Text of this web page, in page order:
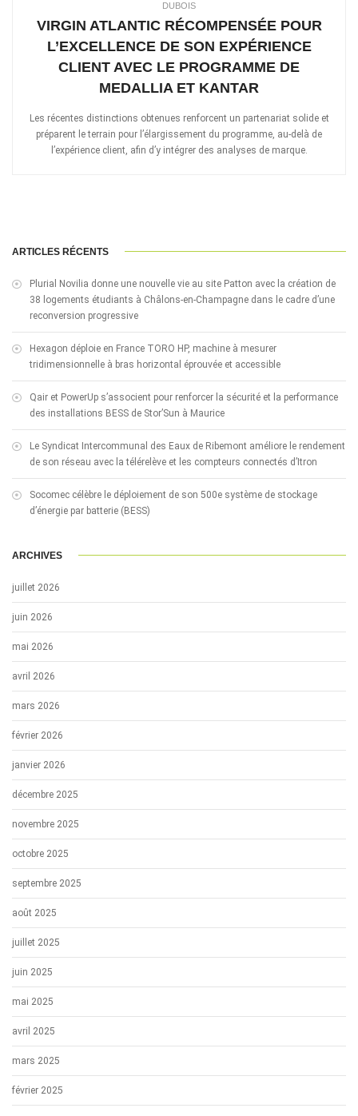
DUBOIS
VIRGIN ATLANTIC RÉCOMPENSÉE POUR
L’EXCELLENCE DE SON EXPÉRIENCE
CLIENT AVEC LE PROGRAMME DE
MEDALLIA ET KANTAR
Les récentes distinctions obtenues renforcent un partenariat solide et
préparent le terrain pour l’élargissement du programme, au-delà de
l’expérience client, afin d’y intégrer des analyses de marque.
ARTICLES RÉCENTS
Plurial Novilia donne une nouvelle vie au site Patton avec la création de
38 logements étudiants à Châlons-en-Champagne dans le cadre d’une
reconversion progressive
Hexagon déploie en France TORO HP, machine à mesurer
tridimensionnelle à bras horizontal éprouvée et accessible
Qair et PowerUp s’associent pour renforcer la sécurité et la performance
des installations BESS de Stor’Sun à Maurice
Le Syndicat Intercommunal des Eaux de Ribemont améliore le rendement
de son réseau avec la télérelève et les compteurs connectés d’Itron
Socomec célèbre le déploiement de son 500e système de stockage
d’énergie par batterie (BESS)
ARCHIVES
juillet 2026
juin 2026
mai 2026
avril 2026
mars 2026
février 2026
janvier 2026
décembre 2025
novembre 2025
octobre 2025
septembre 2025
août 2025
juillet 2025
juin 2025
mai 2025
avril 2025
mars 2025
février 2025